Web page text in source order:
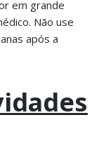
em grande
Não use
após a